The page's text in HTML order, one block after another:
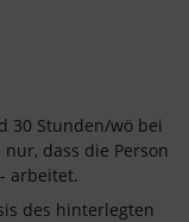
30 Stunden/wö bei
dass die Person
arbeitet.
des hinterlegten